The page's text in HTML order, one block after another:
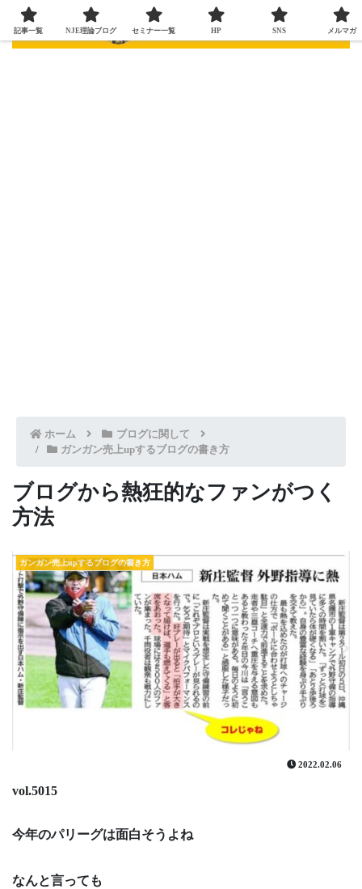
ホーム
ブログに関して
ガンガン売上upするブログの書き方
ブログから熱狂的なファンがつく
方法
ガンガン売上upするブログの書き方
2022.02.06
vol.5015
今年のパリーグは面白そうよね
なんと言っても
記事一覧 NJE理論ブログ セミナー一覧 HP SNS メルマガ